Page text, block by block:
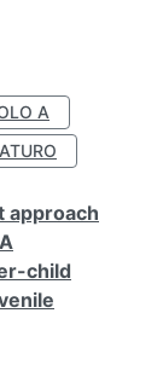
A
approach
child